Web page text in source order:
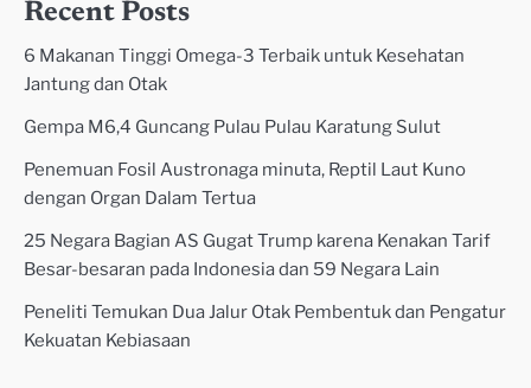
Recent Posts
6 Makanan Tinggi Omega-3 Terbaik untuk Kesehatan
Jantung dan Otak
Gempa M6,4 Guncang Pulau Pulau Karatung Sulut
Penemuan Fosil Austronaga minuta, Reptil Laut Kuno
dengan Organ Dalam Tertua
25 Negara Bagian AS Gugat Trump karena Kenakan Tarif
Besar-besaran pada Indonesia dan 59 Negara Lain
Peneliti Temukan Dua Jalur Otak Pembentuk dan Pengatur
Kekuatan Kebiasaan